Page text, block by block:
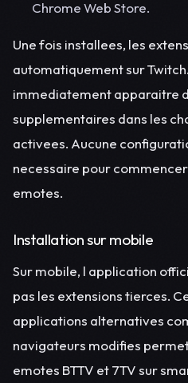
Chrome Web Store.
Une fois installees, les
automatiquement sur
immediatement apparaitre
supplementaires dans les
activees. Aucune
necessaire pour
emotes.
Installation sur mobile
Sur mobile, l application
pas les extensions tierces.
applications alternatives
navigateurs modifies
emotes BTTV et 7TV sur